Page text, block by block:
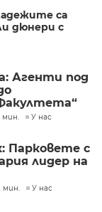
са
дюнери с
Агенти под
мин. У нас
Парковете с
лидер на
мин. У нас